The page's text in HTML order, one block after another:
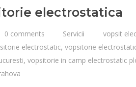
electrostatica
0 comments Servicii vopsit
electrostatic,vopsitorie
,vopsitorie in camp electrostatic